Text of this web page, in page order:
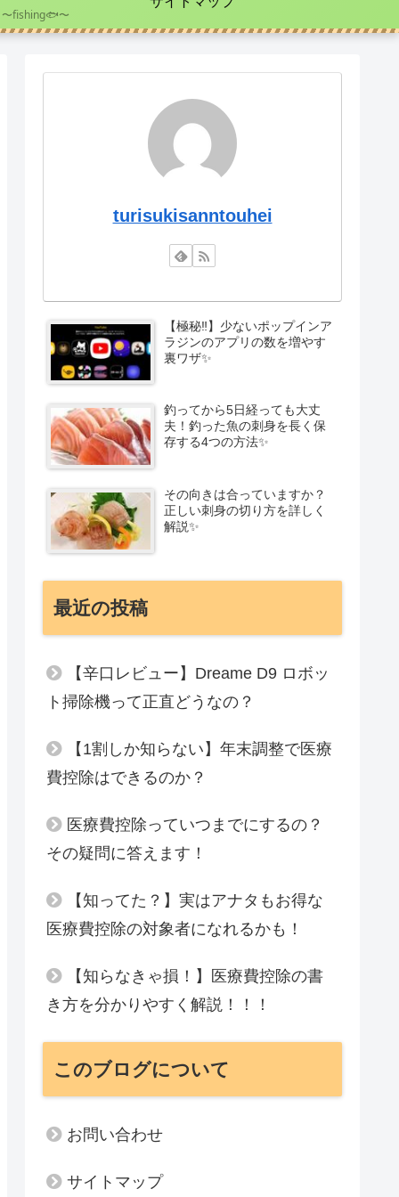
〜fishing🐟〜
turisukisanntouhei
【極秘‼️】少ないポップインア
ラジンのアプリの数を増やす
裏ワザ✨
釣ってから5日経っても大丈
夫！釣った魚の刺身を長く保
存する4つの方法✨
その向きは合っていますか？
正しい刺身の切り方を詳しく
解説✨
最近の投稿
【辛口レビュー】Dreame D9 ロボッ
ト掃除機って正直どうなの？
【1割しか知らない】年末調整で医療
費控除はできるのか？
医療費控除っていつまでにするの？
その疑問に答えます！
【知ってた？】実はアナタもお得な
医療費控除の対象者になれるかも！
【知らなきゃ損！】医療費控除の書
き方を分かりやすく解説！！！
このブログについて
お問い合わせ
サイトマップ